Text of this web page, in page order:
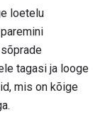
loetelu
tagasi ja looge
mis on kõige